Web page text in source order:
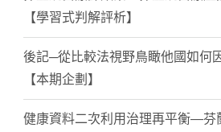
【學習式判解評析】
後記─從比較法視野鳥瞰他國如何
【本期企劃】
健康資料二次利用治理再平衡—芬